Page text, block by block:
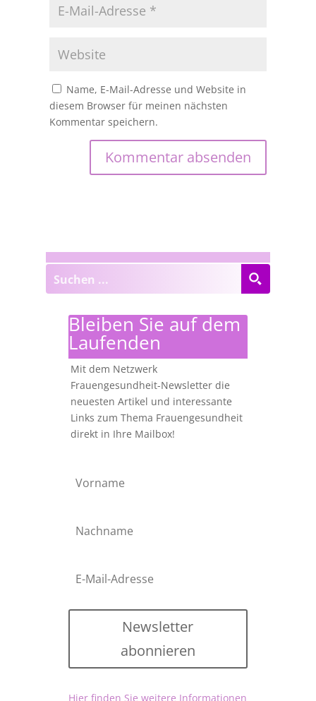
Name, E-Mail-Adresse und Website in
diesem Browser für meinen nächsten
Kommentar speichern.
Bleiben Sie auf dem
Laufenden
Mit dem Netzwerk
Frauengesundheit-Newsletter die
neuesten Artikel und interessante
Links zum Thema Frauengesundheit
direkt in Ihre Mailbox!
Newsletter
abonnieren
Hier finden Sie weitere Informationen